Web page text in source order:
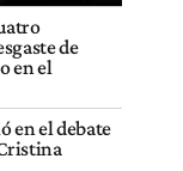
de
en el
en el debate